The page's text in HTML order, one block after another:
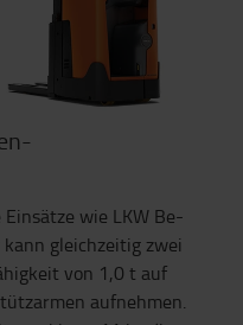
wie LKW Be-
gleichzeitig zwei
von 1,0 t auf
aufnehmen.